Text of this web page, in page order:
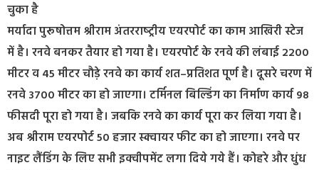
चुका है
मर्यादा पुरूषोत्तम श्रीराम अंतरराष्‍ट्रीय एयरपोर्ट का काम आखिरी स्टेज
में है। रनवे बनकर तैयार हो गया है। एयरपोर्ट के रनवे की लंबाई 2200
मीटर व 45 मीटर चौड़े रनवे का कार्य शत–प्रतिशत पूर्ण है। दूसरे चरण में
रनवे 3700 मीटर का हो जाएगा। टर्मिनल बिल्डिंग का निर्माण कार्य 98
फीसदी पूरा हो गया है। जबकि रनवे का कार्य पूरा कर लिया गया है।
अब श्रीराम एयरपोर्ट 50 हजार स्क्वायर फीट का हो जाएगा। रनवे पर
नाइट लैंडिंग के लिए सभी इक्वीपमेंट लगा दिये गये हैं। कोहरे और धुंध